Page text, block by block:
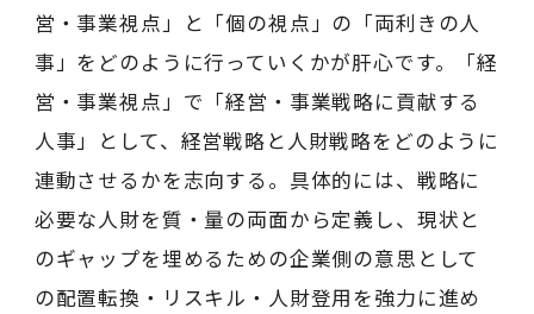
営・事業視点」と「個の視点」の「両利きの人
事」をどのように行っていくかが肝心です。「経
営・事業視点」で「経営・事業戦略に貢献する
人事」として、経営戦略と人財戦略をどのように
連動させるかを志向する。具体的には、戦略に
必要な人財を質・量の両面から定義し、現状と
のギャップを埋めるための企業側の意思として
の配置転換・リスキル・人財登用を強力に進め